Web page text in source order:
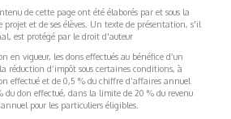
de cette page ont été élaborés par et sous la
projet et de ses élèves. Un texte de présentation, s'il
est protégé par le droit d'auteur
en vigueur, les dons effectués au bénéfice d’un
réduction d’impôt sous certaines conditions, à
effectué et de 0,5 % du chiffre d’affaires annuel
du don effectué, dans la limite de 20 % du revenu
pour les particuliers éligibles.